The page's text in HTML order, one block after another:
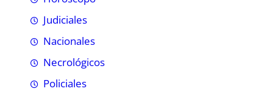
Judiciales
Nacionales
Necrológicos
Policiales